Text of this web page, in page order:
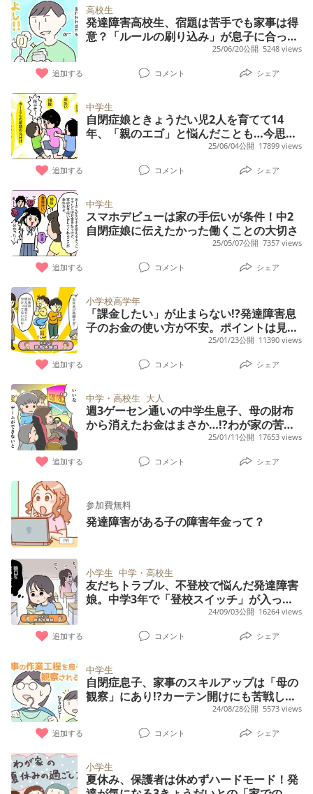
高校生
発達障害高校生、宿題は苦手でも家事は得
意？「ルールの刷り込み」が息子に合って
25/06/20公開 5248 views
追加する コメント シェア
中学生
自閉症娘ときょうだい児2人を育てて14
年、「親のエゴ」と悩んだことも…今思う
25/06/04公開 17899 views
追加する コメント シェア
中学生
スマホデビューは家の手伝いが条件！中2
自閉症娘に伝えたかった働くことの大切さ
25/05/07公開 7357 views
追加する コメント シェア
小学校高学年
「課金したい」が止まらない!?発達障害息
子のお金の使い方が不安。ポイントは見え
る化!?将来のための対策【読者体験談】
25/01/23公開 11390 views
追加する コメント シェア
中学・高校生 大人
週3ゲーセン通いの中学生息子、母の財布
から消えたお金はまさか…!?わが家の苦渋
の選択【専門家のアドバイスも】
25/01/11公開 17653 views
追加する コメント シェア
参加費無料
発達障害がある子の障害年金って？
小学生 中学・高校生
友だちトラブル、不登校で悩んだ発達障害
娘。中学3年で「登校スイッチ」が入った
24/09/03公開 16264 views
追加する コメント シェア
中学生
自閉症息子、家事のスキルアップは「母の
観察」にあり!?カーテン開けにも苦戦して
24/08/28公開 5573 views
追加する コメント シェア
小学生
夏休み、保護者は休めずハードモード！発